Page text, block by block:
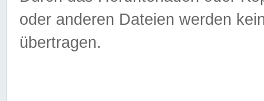
oder anderen Dateien werden
übertragen.